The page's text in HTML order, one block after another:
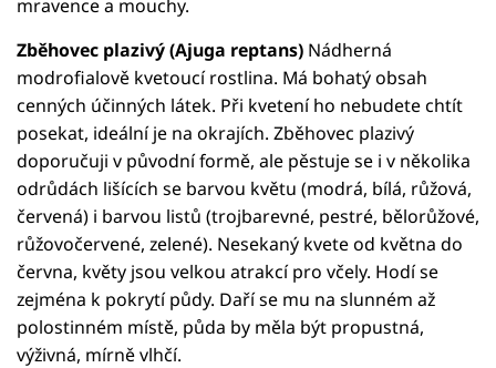
mravence a mouchy.
Zběhovec plazivý (Ajuga reptans) Nádherná
modrofialově kvetoucí rostlina. Má bohatý obsah
cenných účinných látek. Při kvetení ho nebudete chtít
posekat, ideální je na okrajích. Zběhovec plazivý
doporučuji v původní formě, ale pěstuje se i v několika
odrůdách lišících se barvou květu (modrá, bílá, růžová,
červená) i barvou listů (trojbarevné, pestré, bělorůžové,
růžovočervené, zelené). Nesekaný kvete od května do
června, květy jsou velkou atrakcí pro včely. Hodí se
zejména k pokrytí půdy. Daří se mu na slunném až
polostinném místě, půda by měla být propustná,
výživná, mírně vlhčí.